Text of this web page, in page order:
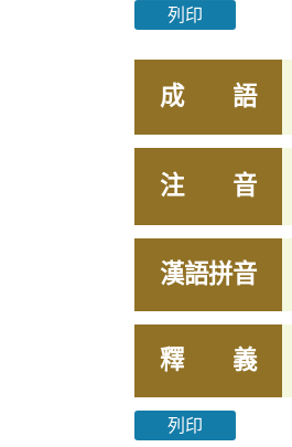
列印
成 語
注 音
漢語拼音
釋 義
列印